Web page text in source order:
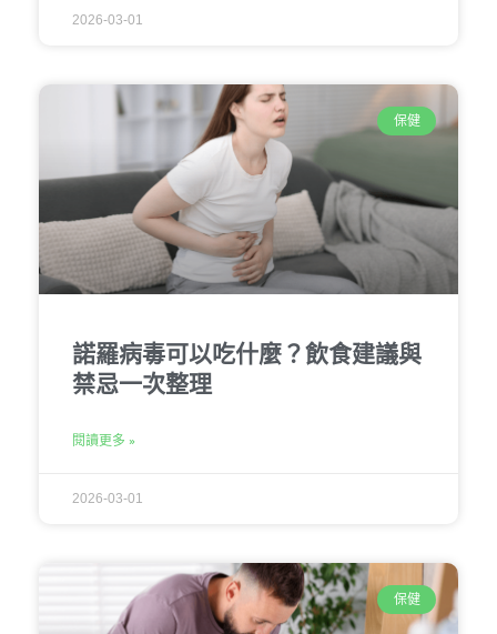
2026-03-01
保健
諾羅病毒可以吃什麼？飲食建議與
禁忌一次整理
閱讀更多 »
2026-03-01
保健